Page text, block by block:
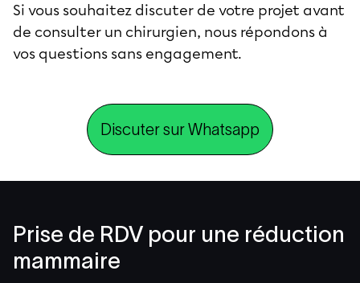
Si vous souhaitez discuter de votre projet avant
de consulter un chirurgien, nous répondons à
vos questions sans engagement.
Discuter sur Whatsapp
Prise de RDV pour une réduction
mammaire